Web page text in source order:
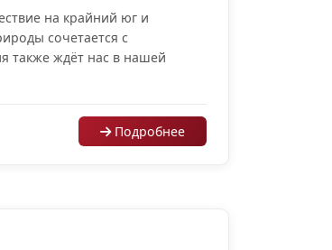
на крайний юг и
сочетается с
также ждёт нас в нашей
Подробнее